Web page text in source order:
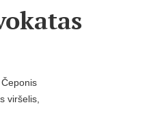
viršelis,